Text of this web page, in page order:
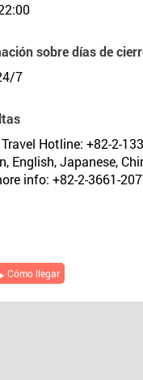
sobre días de
7
Travel Hotline: +82-2-
English, Japanese,
info: +82-2-3661-
Cómo llegar